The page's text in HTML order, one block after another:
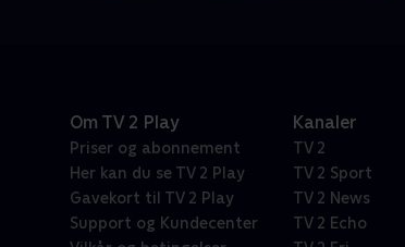
Om TV 2 Play
Priser og abonnement
Her kan du se TV 2 Play
Gavekort til TV 2 Play
Support og Kundecenter
Kanaler
TV 2
TV 2 Sport
TV 2 News
TV 2 Echo